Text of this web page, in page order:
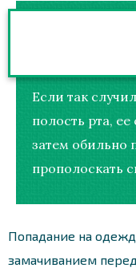
Если так
полость рта,
затем обильно
прополоскать
Попадание на
замачиванием